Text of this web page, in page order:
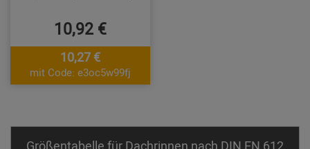
10,92 €
10,27 €
mit Code: e3oc5w99fj
Größentabelle für Dachrinnen nach DIN EN 612